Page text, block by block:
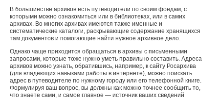
В большинстве архивов есть путеводители по своим фондам, с
которыми можно ознакомиться или в библиотеках, или в самих
архивах. Во многих архивах имеются также именные и
систематические каталоги, раскрывающие содержание хранящихся
там документов и помогающие найти нужное архивное дело.
Однако чаще приходится обращаться в архивы с письменными
запросами, которые тоже нужно уметь правильно составить. Адреса
архивов можно узнать, обратившись, например, к сайту Росархива
(для владеющих навыками работы в интернете), можно поискать
адрес в путеводителе по нужному городу или его телефонной книге.
Формулируя ваш вопрос, вы должны как можно точнее сообщить то,
что знаете сами, и самое главное — источник ваших сведений